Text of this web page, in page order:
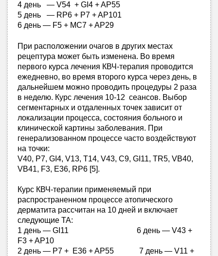
4 день — V54 + GI4 + AP55
5 день — RP6 + P7 + AP101
6 день — F5 + MC7 + AP29
При расположении очагов в других местах
рецептура может быть изменена. Во время
первого курса лечения КВЧ-терапия проводится
ежедневно, во время второго курса через день, в
дальнейшем можно проводить процедуры 2 раза
в неделю. Курс лечения 10-12 сеансов. Выбор
сегментарных и отдаленных точек зависит от
локализации процесса, состояния больного и
клинической картины заболевания. При
генерализованном процессе часто воздействуют
на точки:
V40, P7, GI4, V13, T14, V43, C9, GI11, TR5, VB40,
VB41, F3, E36, RP6 [5].
Курс КВЧ-терапии применяемый при
распространенном процессе атопического
дерматита рассчитан на 10 дней и включает
следующие ТА:
1 день — GI11 6 день — V43 +
F3 + AP10
2 день — P7 + E36 + AP55 7 день — V11 +